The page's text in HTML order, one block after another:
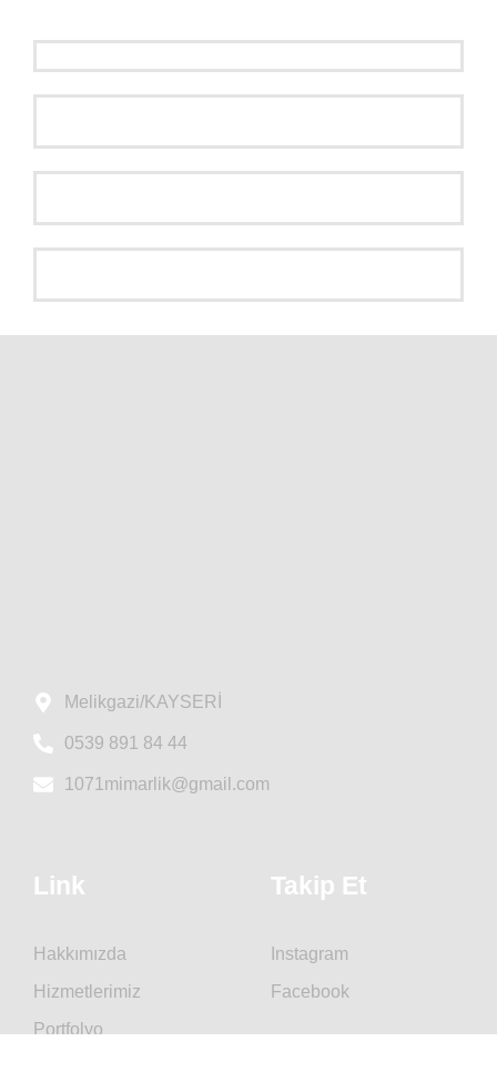
Melikgazi/KAYSERİ
0539 891 84 44
1071mimarlik@gmail.com
Link
Hakkımızda
Hizmetlerimiz
Portfolyo
Takip Et
Instagram
Facebook